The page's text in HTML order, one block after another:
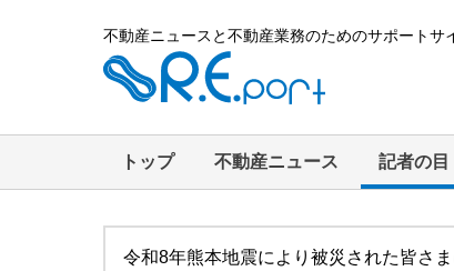
不動産ニュースと不動産業務のためのサポートサ
トップ 不動産ニュース 記者の目
令和8年熊本地震により被災された皆さ